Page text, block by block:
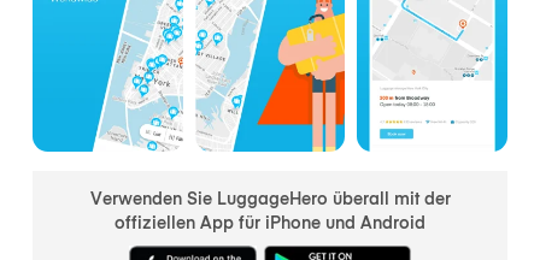
Verwenden Sie LuggageHero überall mit der
offiziellen App für iPhone und Android